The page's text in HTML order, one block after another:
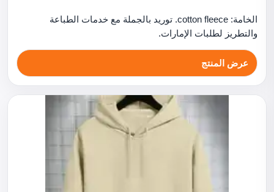
الخامة: cotton fleece. توريد بالجملة مع خدمات الطباعة
والتطريز لطلبات الإمارات.
عرض المنتج